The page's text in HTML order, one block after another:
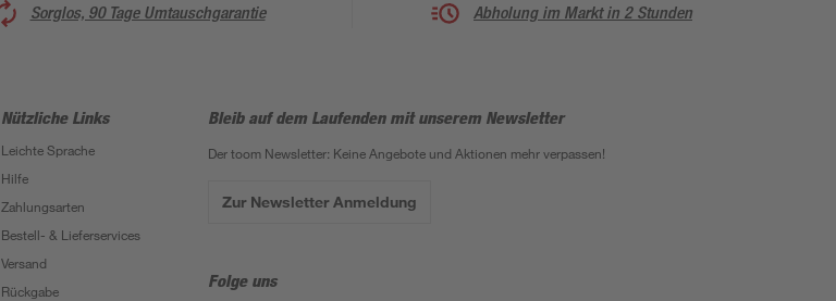
Sorglos, 90 Tage Umtauschgarantie Abholung im Markt in 2 Stunden
Nützliche Links
Leichte Sprache
Hilfe
Zahlungsarten
Bestell- & Lieferservices
Versand
Rückgabe
Bleib auf dem Laufenden mit unserem Newsletter
Der toom Newsletter: Keine Angebote und Aktionen mehr verpassen!
Zur Newsletter Anmeldung
Folge uns